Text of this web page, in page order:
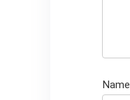
Name